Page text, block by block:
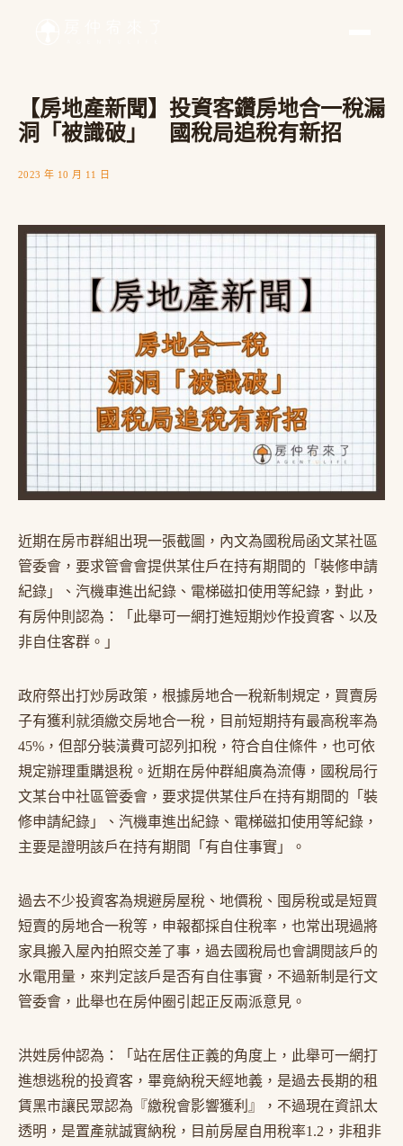
【房地產新聞】投資客鑽房地合一稅漏
洞「被識破」 國稅局追稅有新招
2023 年 10 月 11 日
近期在房市群組出現一張截圖，內文為國稅局函文某社區
管委會，要求管會會提供某住戶在持有期間的「裝修申請
紀錄」、汽機車進出紀錄、電梯磁扣使用等紀錄，對此，
有房仲則認為：「此舉可一網打進短期炒作投資客、以及
非自住客群。」
政府祭出打炒房政策，根據房地合一稅新制規定，買賣房
子有獲利就須繳交房地合一稅，目前短期持有最高稅率為
45%，但部分裝潢費可認列扣稅，符合自住條件，也可依
規定辦理重購退稅。近期在房仲群組廣為流傳，國稅局行
文某台中社區管委會，要求提供某住戶在持有期間的「裝
修申請紀錄」、汽機車進出紀錄、電梯磁扣使用等紀錄，
主要是證明該戶在持有期間「有自住事實」。
過去不少投資客為規避房屋稅、地價稅、囤房稅或是短買
短賣的房地合一稅等，申報都採自住稅率，也常出現過將
家具搬入屋內拍照交差了事，過去國稅局也會調閱該戶的
水電用量，來判定該戶是否有自住事實，不過新制是行文
管委會，此舉也在房仲圈引起正反兩派意見。
洪姓房仲認為：「站在居住正義的角度上，此舉可一網打
進想逃稅的投資客，畢竟納稅天經地義，是過去長期的租
賃黑市讓民眾認為『繳稅會影響獲利』，不過現在資訊太
透明，是置產就誠實納稅，目前房屋自用稅率1.2，非租非